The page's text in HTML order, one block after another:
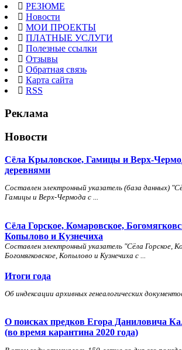
РЕЗЮМЕ
Новости
МОИ ПРОЕКТЫ
ПЛАТНЫЕ УСЛУГИ
Полезные ссылки
Отзывы
Обратная связь
Карта сайта
RSS
Реклама
Новости
Сёла Крыловское, Гамицы и Верх-
деревнями
Составлен электронный указатель (база данных)
Гамицы и Верх-Чермода с ...
Сёла Горское, Комаровское,
Копылово и Кузнечиха
Составлен электронный указатель "Сёла Горское,
Богомягковское, Копылово и Кузнечиха с ...
Итоги года
Об индексации архивных генеалогических
О поисках предков Егора Даниловича
(во время карантина 2020 года)